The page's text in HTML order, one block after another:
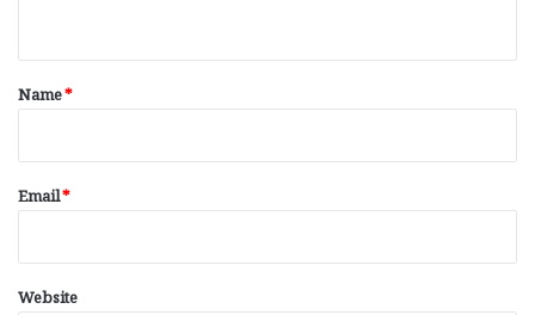
*
Name*
Email*
Website